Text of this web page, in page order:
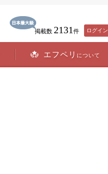
掲載数 2131 件 ログイン
エフペリ について